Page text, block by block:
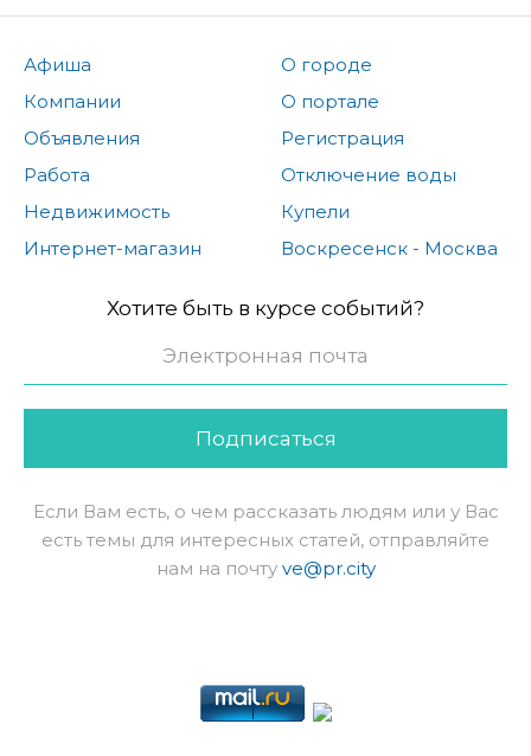
Афиша
Компании
Объявления
Работа
Недвижимость
Интернет-магазин
О городе
О портале
Регистрация
Отключение воды
Купели
Воскресенск - Москва
Хотите быть в курсе событий?
Подписаться
Если Вам есть, о чем рассказать людям или у Вас
есть темы для интересных статей, отправляйте
нам на почту ve@pr.city